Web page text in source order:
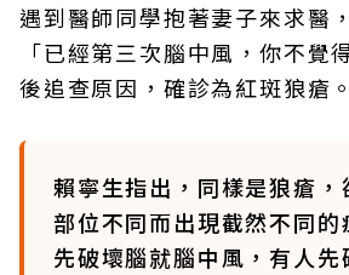
遇到醫師同學抱著妻子來求醫
「已經第三次腦中風，你不覺
後追查原因，確診為紅斑狼瘡。
賴寧生指出，同樣是狼瘡，
部位不同而出現截然不同的
先破壞腦就腦中風，有人